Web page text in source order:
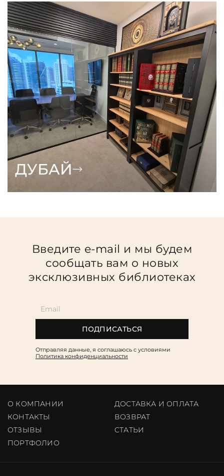
ДУБАЙ
Введите e-mail и мы будем
сообщать вам о новых
эксклюзивных библиотеках
ПОДПИСАТЬСЯ
Отправляя данные, я соглашаюсь c условиями
Политика конфиденциальности
О КОМПАНИИ
ДОСТАВКА И ОПЛАТА
КОНТАКТЫ
ВОЗВРАТ
ОТЗЫВЫ
CТАТЬИ
ПОРТФОЛИО